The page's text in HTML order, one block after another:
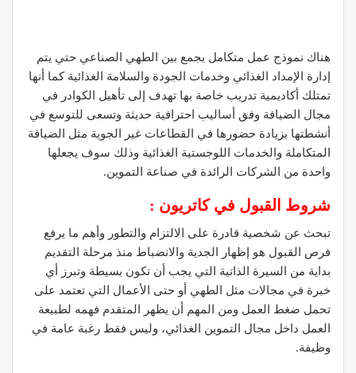
هناك نموذج عمل متكامل يجمع بين الطهي الصناعي حتي يتم
إدارة الإمداد الغذائي وخدمات الجودة والسلامة الغذائية كما أنها
تمتلك أكاديمية تدريب خاصة بها تهدف إلى تأهيل الكوادر في
مجال الضيافة وفق أساليب احترافية حديثة وتسعى للتوسع في
أنشطتها بزيادة حضورها في القطاعات غير الجوية مثل الضيافة
المتكاملة والخدمات اللوجستية الغذائية وذلك سوف يجعلها
واحدة من الشركات الرائدة في صناعة التموين.
شروط القبول في كاتريون :
تبحث عن شخصية قادرة على الالتزام والتطور وأهم ما يرفع
فرص القبول هو إظهار الجدية والانضباط منذ مرحلة التقديم
بداية من السيرة الذاتية التي يجب أن تكون بسيطة وتبرز أي
خبرة في مجالات مثل الطهي أو حتى الأعمال التي تعتمد على
تحمل ضغط العمل ومن المهم أن يظهر المتقدم فهمه لطبيعة
العمل داخل مجال التموين الغذائي، وليس فقط رغبة عامة في
وظيفة.